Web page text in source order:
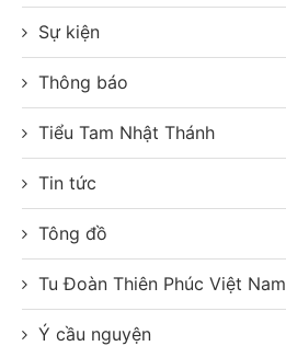
Sự kiện
Thông báo
Tiểu Tam Nhật Thánh
Tin tức
Tông đồ
Tu Đoàn Thiên Phúc Việt Nam
Ý cầu nguyện